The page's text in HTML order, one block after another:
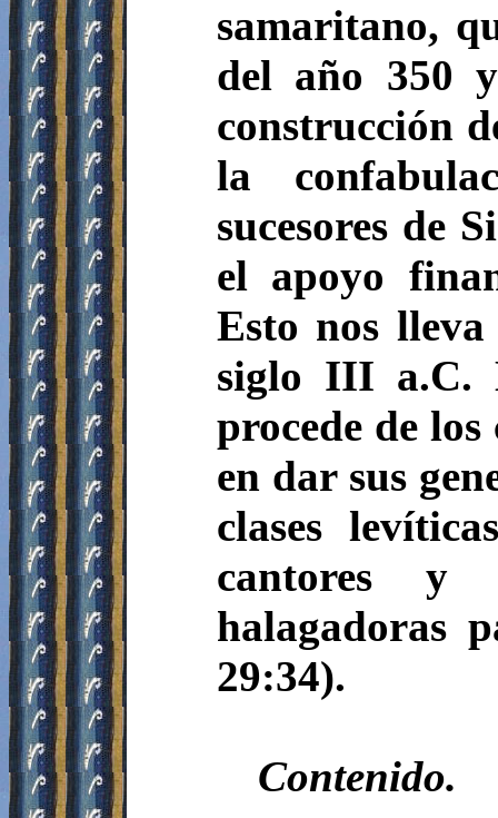
samaritano,
del año 350
construcción
la
sucesores de
el apoyo
Esto nos
siglo III a.C.
procede de
en dar sus
clases
cantores y
halagadoras
29:34).
Contenido.